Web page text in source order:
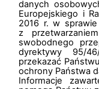
danych
Europejskiego i
2016 r. w
z
swobodnego
dyrektywy 95/
przekazać
ochrony Państwa
Informacje